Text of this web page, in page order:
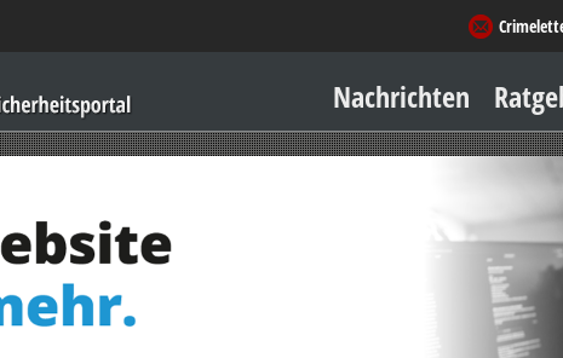
Nachrichten
Sicher zu
Geld &
Amore &
Mobiles